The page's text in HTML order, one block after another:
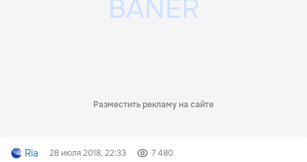
Разместить рекламу на сайте
Ria 28 июля 2018, 22:33 7 480